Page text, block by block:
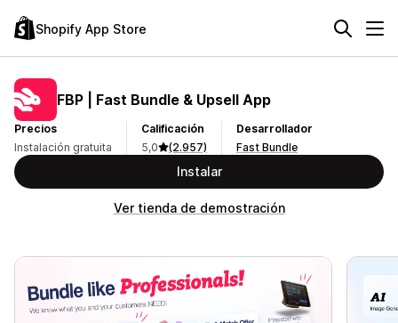
Shopify App Store
FBP | Fast Bundle & Upsell App
Precios
Instalación gratuita
Calificación
5,0
(2.957)
Desarrollador
Fast Bundle
Instalar
Ver tienda de demostración